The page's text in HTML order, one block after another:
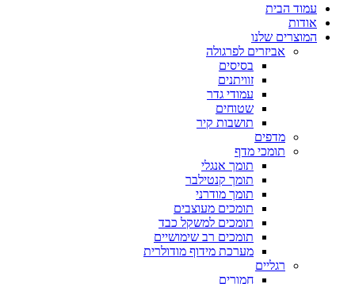
עמוד הבית
אודות
המוצרים שלנו
אביזרים לפרגולה
בסיסים
זוויתנים
עמודי גדר
שטוחים
תושבות קיר
מדפים
תומכי מדף
תומך אנגלי
תומך קנטילבר
תומך מודרני
תומכים מעוצבים
תומכים למשקל כבד
תומכים רב שימושיים
מערכת מידוף מודולרית
רגליים
חמורים